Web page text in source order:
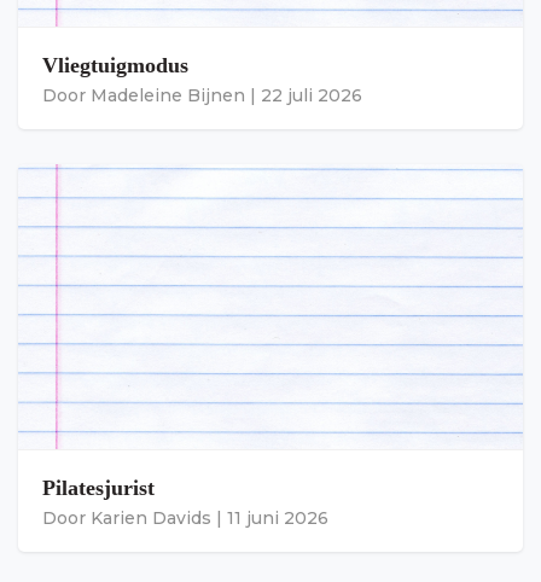
Vliegtuigmodus
Door Madeleine Bijnen | 22 juli 2026
Pilatesjurist
Door Karien Davids | 11 juni 2026